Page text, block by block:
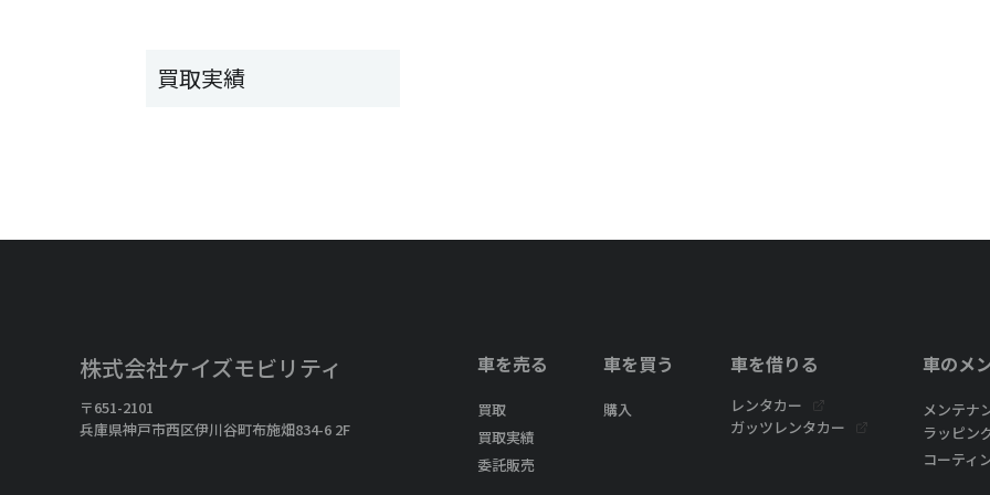
買取実績
株式会社ケイズモビリティ
〒651-2101
兵庫県神戸市西区伊川谷町布施畑834-6 2F
車を売る
買取
買取実績
委託販売
車を買う
購入
車を借りる
レンタカー
ガッツレンタカー
車のメ
メンテナ
ラッピン
コーティ